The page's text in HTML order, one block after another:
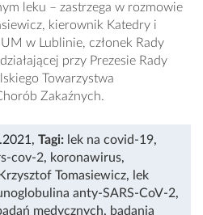
leku – zastrzega w rozmowie
kierownik Katedry i
w Lublinie, członek Rady
przy Prezesie Rady
Towarzystwa
Zakaźnych.
, Tagi: lek na covid-19,
cov-2, koronawirus,
Krzysztof Tomasiewicz, lek
anty-SARS-CoV-2,
medycznych, badania